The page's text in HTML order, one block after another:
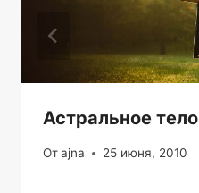
Астральное тело
Отajna 25 июня, 2010